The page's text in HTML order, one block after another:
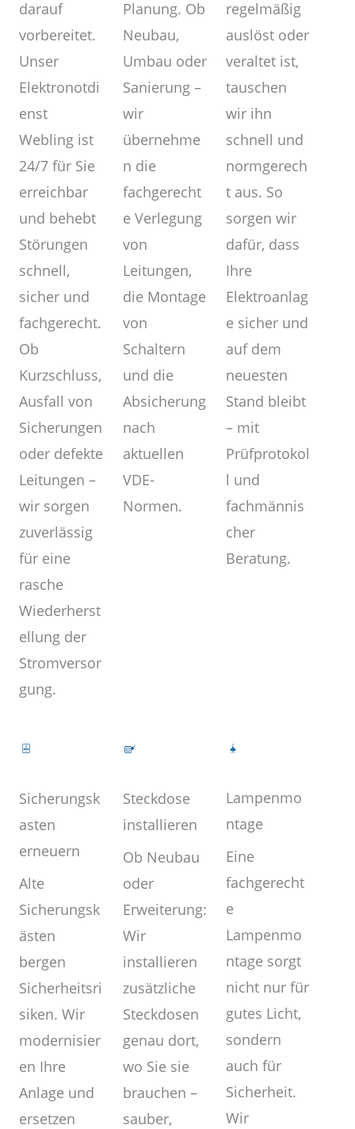
darauf
vorbereitet.
Unser
Elektronotdi
enst
Webling ist
24/7 für Sie
erreichbar
und behebt
Störungen
schnell,
sicher und
fachgerecht.
Ob
Kurzschluss,
Ausfall von
Sicherungen
oder defekte
Leitungen –
wir sorgen
zuverlässig
für eine
rasche
Wiederherst
ellung der
Stromversor
gung.
Planung. Ob
Neubau,
Umbau oder
Sanierung –
wir
übernehme
n die
fachgerecht
e Verlegung
von
Leitungen,
die Montage
von
Schaltern
und die
Absicherung
nach
aktuellen
VDE-
Normen.
regelmäßig
auslöst oder
veraltet ist,
tauschen
wir ihn
schnell und
normgerech
t aus. So
sorgen wir
dafür, dass
Ihre
Elektroanlag
e sicher und
auf dem
neuesten
Stand bleibt
– mit
Prüfprotokol
l und
fachmännis
cher
Beratung.
Sicherungsk
asten
erneuern
Alte
Sicherungsk
ästen
bergen
Sicherheitsri
siken. Wir
modernisier
en Ihre
Anlage und
ersetzen
Steckdose
installieren
Ob Neubau
oder
Erweiterung:
Wir
installieren
zusätzliche
Steckdosen
genau dort,
wo Sie sie
brauchen –
sauber,
Lampenmo
ntage
Eine
fachgerecht
e
Lampenmo
ntage sorgt
nicht nur für
gutes Licht,
sondern
auch für
Sicherheit.
Wir